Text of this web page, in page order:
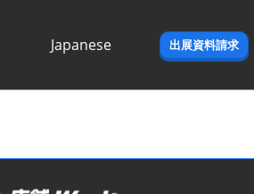
Japanese
出展資料請求